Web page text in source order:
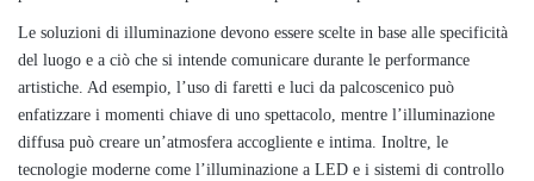
Le soluzioni di illuminazione devono essere scelte in base alle specificità
del luogo e a ciò che si intende comunicare durante le performance
artistiche. Ad esempio, l’uso di faretti e luci da palcoscenico può
enfatizzare i momenti chiave di uno spettacolo, mentre l’illuminazione
diffusa può creare un’atmosfera accogliente e intima. Inoltre, le
tecnologie moderne come l’illuminazione a LED e i sistemi di controllo